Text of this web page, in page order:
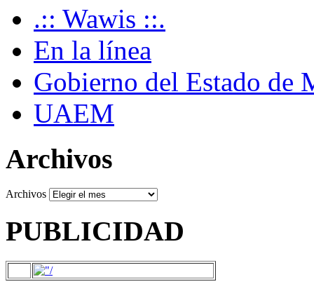
.:: Wawis ::.
En la línea
Gobierno del Estado de
UAEM
Archivos
Archivos
PUBLICIDAD